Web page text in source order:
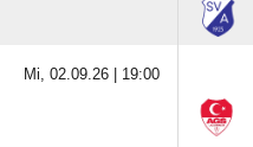
Mi, 02.09.26 | 19:00